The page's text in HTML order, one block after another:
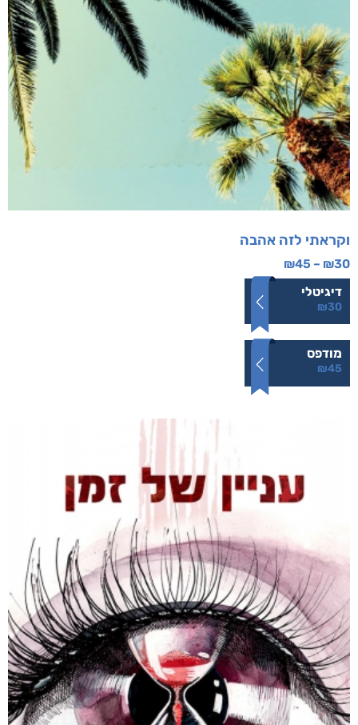
וקראתי לזה אהבה
₪30
–
₪45
דיגיטלי
₪30
מודפס
₪45